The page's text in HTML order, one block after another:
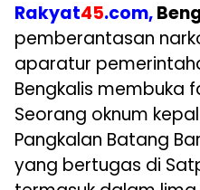
Rakyat45.com,
pemberantasan
aparatur
Bengkalis membuka
Seorang oknum
Pangkalan Batang
yang bertugas di